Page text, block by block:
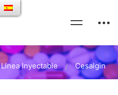
Linea Inyectable Cesalgin